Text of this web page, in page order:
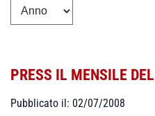
PRESS IL MENSILE
Pubblicato il: 02/07/2008